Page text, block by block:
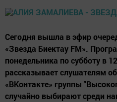
Сегодня вышла в эфир
«Звезда Биектау FM».
понедельника по субботу в
рассказывает слушателям
«ВКонтакте» группы
случайно выбирают среди